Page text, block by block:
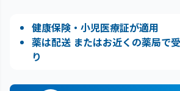
健康保険・小児医療証が適用
薬は配送 またはお近くの薬局で
り